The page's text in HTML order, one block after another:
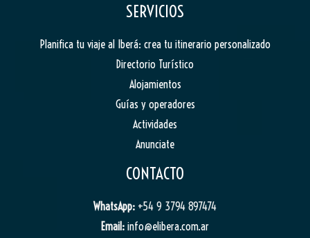
SERVICIOS
Planifica tu viaje al Iberá: crea tu itinerario personalizado
Directorio Turístico
Alojamientos
Guías y operadores
Actividades
Anunciate
CONTACTO
WhatsApp: +54 9 3794 897474
Email: info@elibera.com.ar